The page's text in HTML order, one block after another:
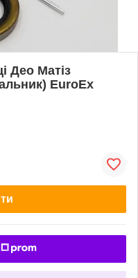
Део Матіз
EuroEx